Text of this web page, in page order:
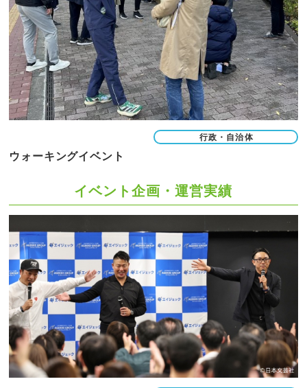
行政・自治体
ウォーキングイベント
イベント企画・運営実績